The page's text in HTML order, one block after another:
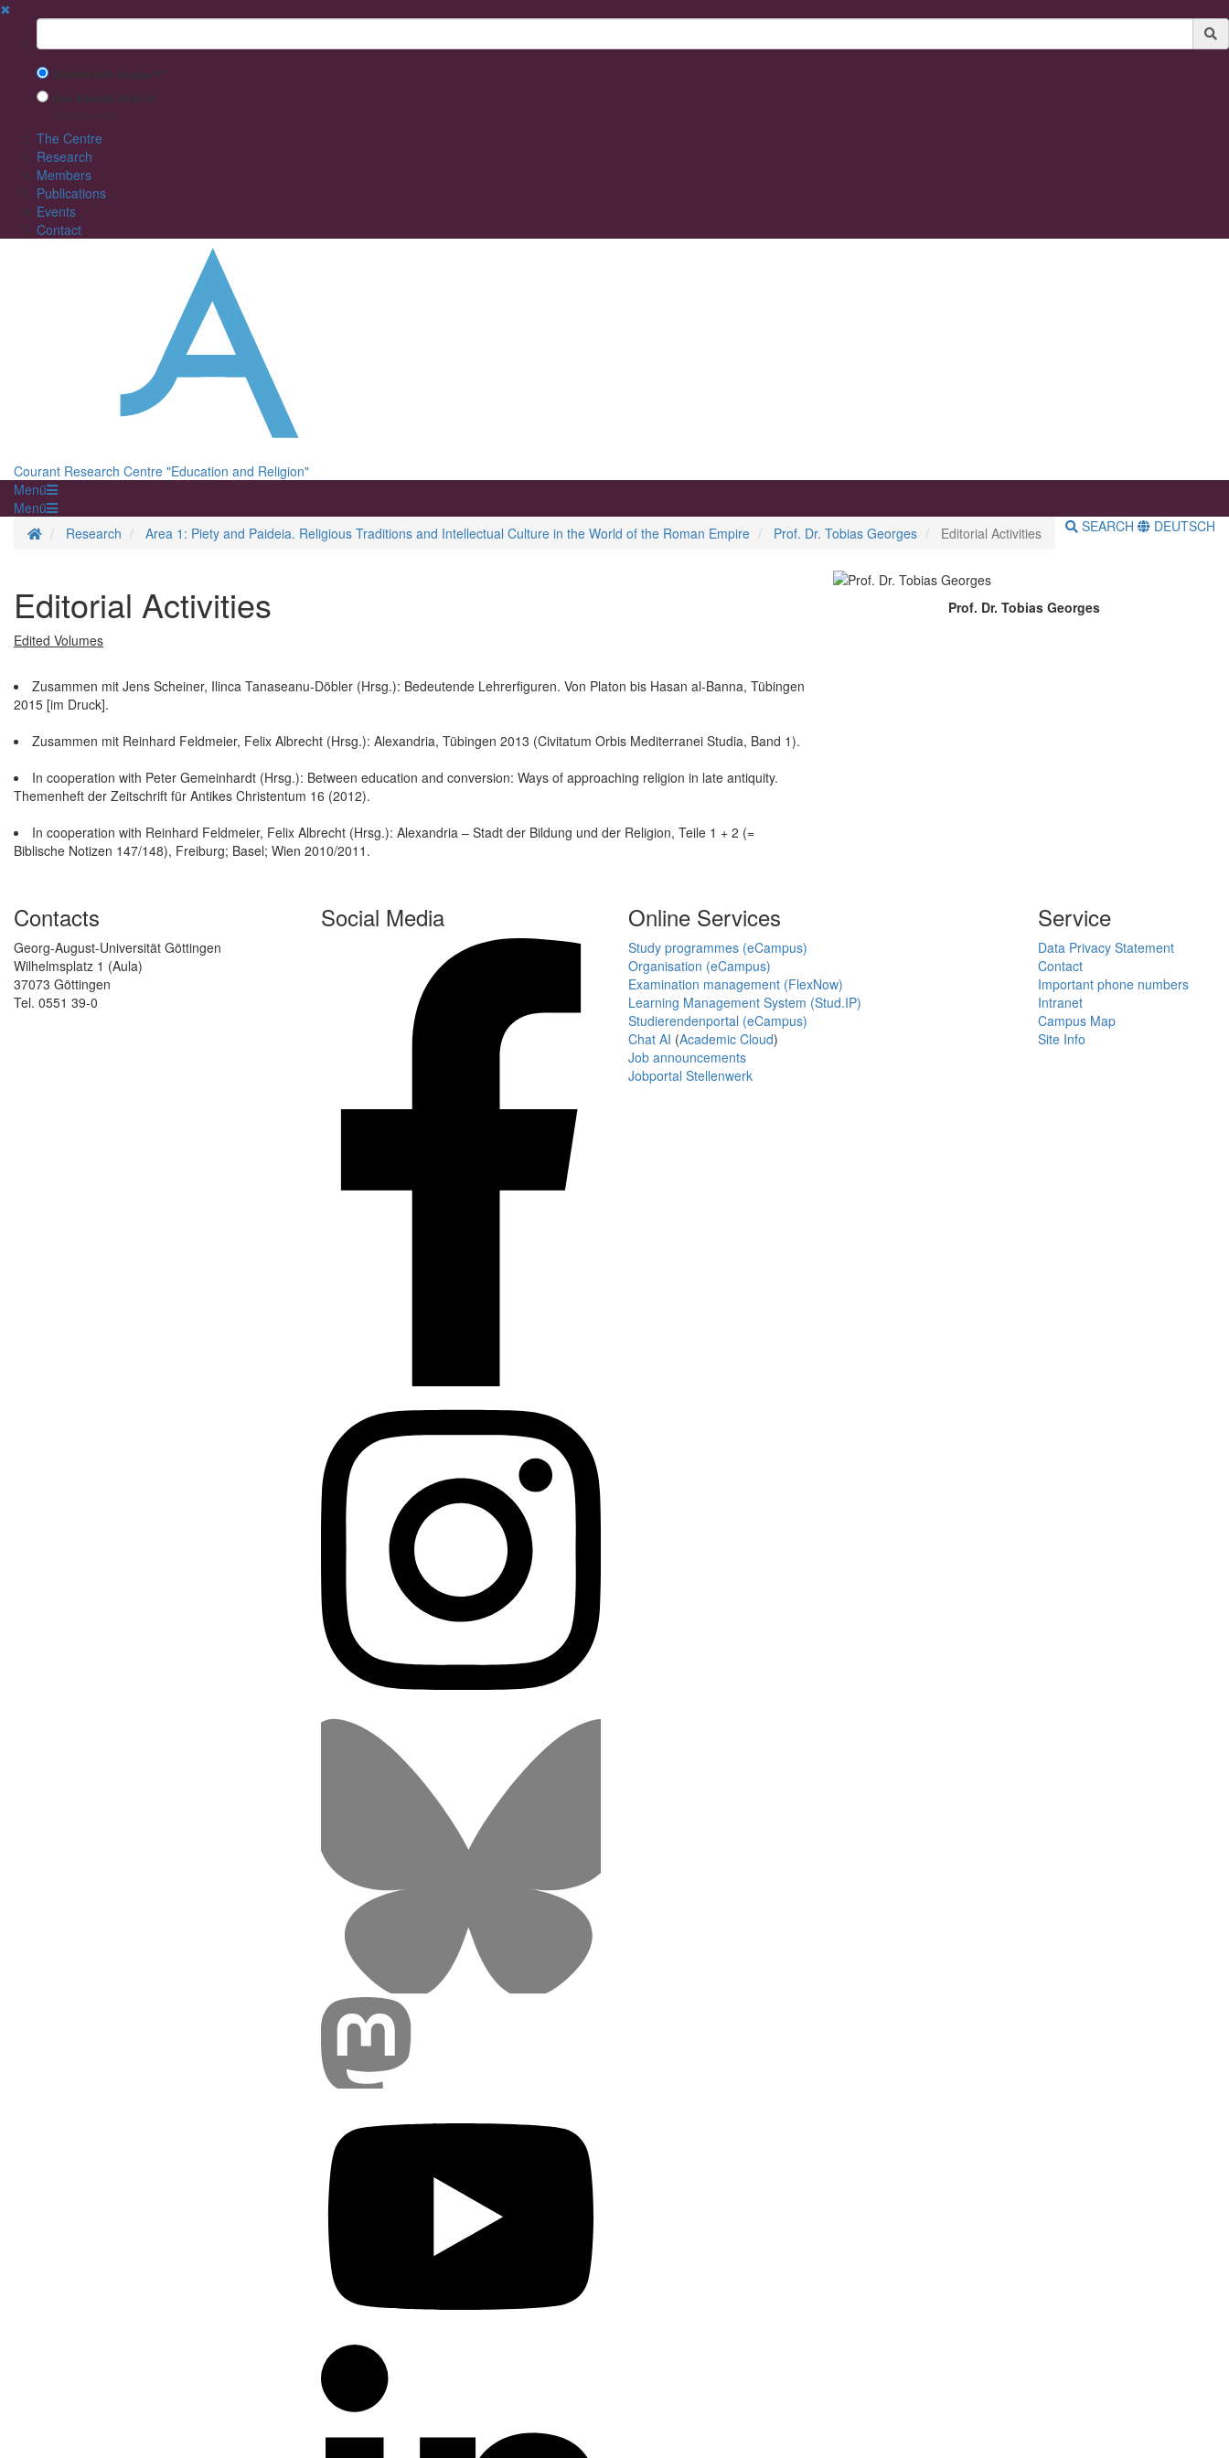
✖
Suchbegriff
Search with Google™
Use Internal Search
The Centre
Research
Members
Publications
Events
Contact
Courant Research Centre "Education and Religion"
Menü
Menü
Homepage
Research Area 1: Piety and Paideia. Religious Traditions and Intellectual Culture in the World of the Roman Empire Prof. Dr. Tobias Georges Editorial Activities SEARCH DEUTSCH
Editorial Activities
Edited Volumes
Zusammen mit Jens Scheiner, Ilinca Tanaseanu-Döbler (Hrsg.): Bedeutende Lehrerfiguren. Von Platon bis Hasan al-Banna, Tübingen
2015 [im Druck].
Zusammen mit Reinhard Feldmeier, Felix Albrecht (Hrsg.): Alexandria, Tübingen 2013 (Civitatum Orbis Mediterranei Studia, Band 1).
In cooperation with Peter Gemeinhardt (Hrsg.): Between education and conversion: Ways of approaching religion in late antiquity.
Themenheft der Zeitschrift für Antikes Christentum 16 (2012).
In cooperation with Reinhard Feldmeier, Felix Albrecht (Hrsg.): Alexandria – Stadt der Bildung und der Religion, Teile 1 + 2 (=
Biblische Notizen 147/148), Freiburg; Basel; Wien 2010/2011.
Prof. Dr. Tobias Georges
Contacts
Georg-August-Universität Göttingen
Wilhelmsplatz 1 (Aula)
37073 Göttingen
Tel. 0551 39-0
Social Media Online Services
Study programmes (eCampus)
Organisation (eCampus)
Examination management (FlexNow)
Learning Management System (Stud.IP)
Studierendenportal (eCampus)
Chat AI (Academic Cloud)
Job announcements
Jobportal Stellenwerk
Service
Data Privacy Statement
Contact
Important phone numbers
Intranet
Campus Map
Site Info